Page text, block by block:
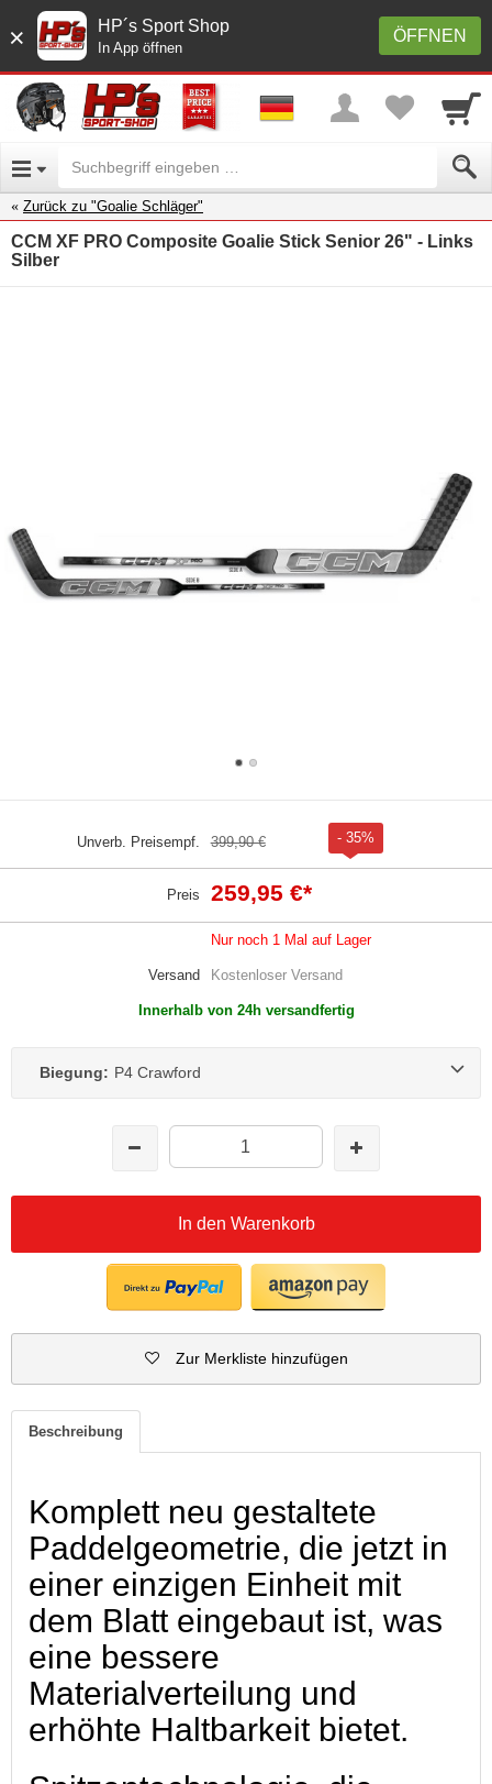
× ÖFFNEN
HP´s Sport Shop
In App öffnen
Zurück zu "Goalie Schläger"
CCM XF PRO Composite Goalie Stick Senior 26" - Links
Silber
Unverb. Preisempf. 399,90 € - 35%
Preis 259,95 €*
Nur noch 1 Mal auf Lager
Versand Kostenloser Versand
Innerhalb von 24h versandfertig
Biegung: P4 Crawford
In den Warenkorb
Zur Merkliste hinzufügen
Beschreibung
Komplett neu gestaltete
Paddelgeometrie, die jetzt in
einer einzigen Einheit mit
dem Blatt eingebaut ist, was
eine bessere
Materialverteilung und
erhöhte Haltbarkeit bietet.